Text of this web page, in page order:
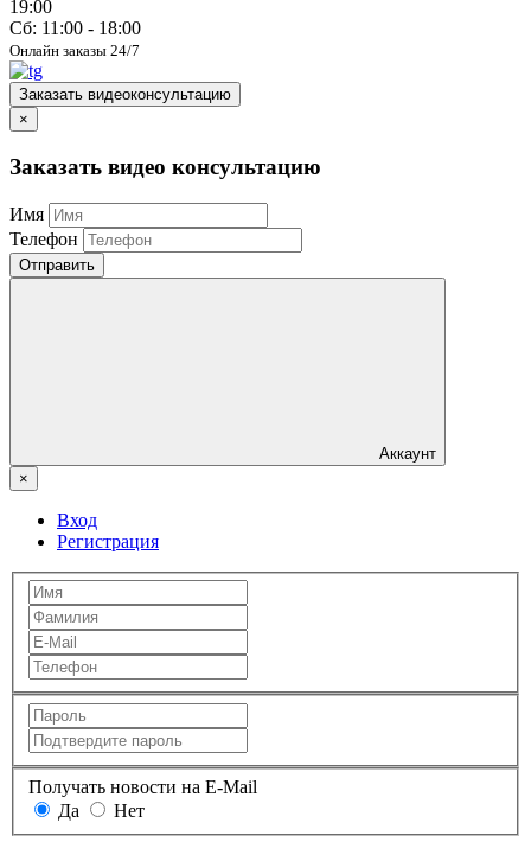
19:00
Сб: 11:00 - 18:00
Онлайн заказы 24/7
Заказать видеоконсультацию
×
Заказать видео консультацию
Имя
Телефон
Отправить
Аккаунт
×
Вход
Регистрация
Получать новости на E-Mail
Да
Нет